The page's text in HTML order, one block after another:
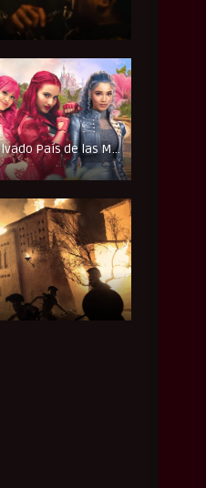
Descendientes: Un malvado País de las Maravillas